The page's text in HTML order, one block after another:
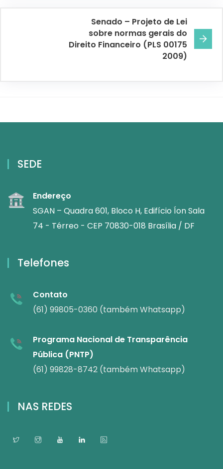
Senado – Projeto de Lei
sobre normas gerais do
Direito Financeiro (PLS 00175
2009)
SEDE
Endereço
SGAN – Quadra 601, Bloco H, Edifício Íon Sala
74 - Térreo - CEP 70830-018 Brasília / DF
Telefones
Contato
(61) 99805-0360 (também Whatsapp)
Programa Nacional de Transparência
Pública (PNTP)
(61) 99828-8742 (também Whatsapp)
NAS REDES